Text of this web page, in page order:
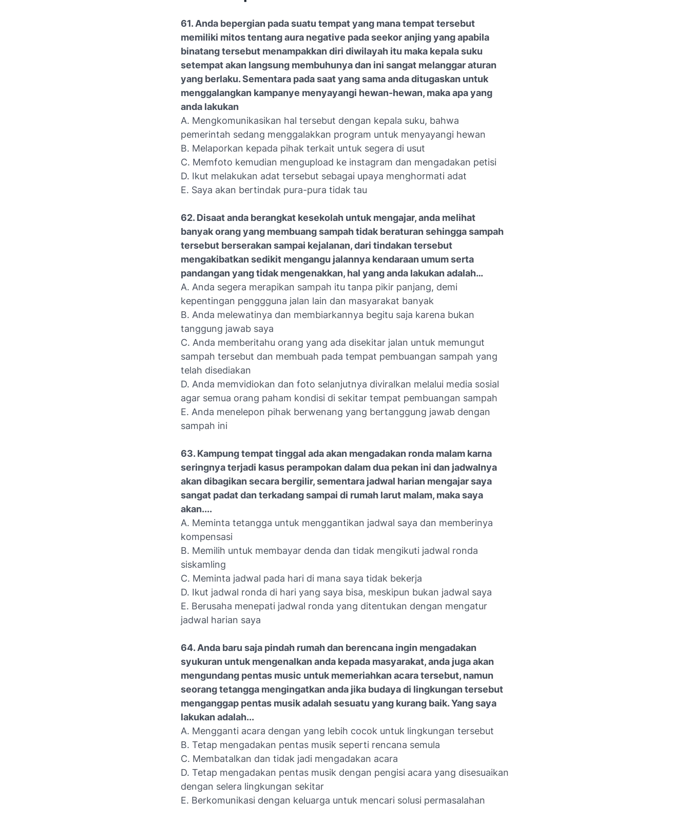
61. Anda bepergian pada suatu tempat yang mana tempat tersebut
memiliki mitos tentang aura negative pada seekor anjing yang apabila
binatang tersebut menampakkan diri diwilayah itu maka kepala suku
setempat akan langsung membuhunya dan ini sangat melanggar aturan
yang berlaku. Sementara pada saat yang sama anda ditugaskan untuk
menggalangkan kampanye menyayangi hewan-hewan, maka apa yang
anda lakukan
A. Mengkomunikasikan hal tersebut dengan kepala suku, bahwa
pemerintah sedang menggalakkan program untuk menyayangi hewan
B. Melaporkan kepada pihak terkait untuk segera di usut
C. Memfoto kemudian mengupload ke instagram dan mengadakan petisi
D. Ikut melakukan adat tersebut sebagai upaya menghormati adat
E. Saya akan bertindak pura-pura tidak tau
62. Disaat anda berangkat kesekolah untuk mengajar, anda melihat
banyak orang yang membuang sampah tidak beraturan sehingga sampah
tersebut berserakan sampai kejalanan, dari tindakan tersebut
mengakibatkan sedikit mengangu jalannya kendaraan umum serta
pandangan yang tidak mengenakkan, hal yang anda lakukan adalah…
A. Anda segera merapikan sampah itu tanpa pikir panjang, demi
kepentingan penggguna jalan lain dan masyarakat banyak
B. Anda melewatinya dan membiarkannya begitu saja karena bukan
tanggung jawab saya
C. Anda memberitahu orang yang ada disekitar jalan untuk memungut
sampah tersebut dan membuah pada tempat pembuangan sampah yang
telah disediakan
D. Anda memvidiokan dan foto selanjutnya diviralkan melalui media sosial
agar semua orang paham kondisi di sekitar tempat pembuangan sampah
E. Anda menelepon pihak berwenang yang bertanggung jawab dengan
sampah ini
63. Kampung tempat tinggal ada akan mengadakan ronda malam karna
seringnya terjadi kasus perampokan dalam dua pekan ini dan jadwalnya
akan dibagikan secara bergilir, sementara jadwal harian mengajar saya
sangat padat dan terkadang sampai di rumah larut malam, maka saya
akan....
A. Meminta tetangga untuk menggantikan jadwal saya dan memberinya
kompensasi
B. Memilih untuk membayar denda dan tidak mengikuti jadwal ronda
siskamling
C. Meminta jadwal pada hari di mana saya tidak bekerja
D. Ikut jadwal ronda di hari yang saya bisa, meskipun bukan jadwal saya
E. Berusaha menepati jadwal ronda yang ditentukan dengan mengatur
jadwal harian saya
64. Anda baru saja pindah rumah dan berencana ingin mengadakan
syukuran untuk mengenalkan anda kepada masyarakat, anda juga akan
mengundang pentas music untuk memeriahkan acara tersebut, namun
seorang tetangga mengingatkan anda jika budaya di lingkungan tersebut
menganggap pentas musik adalah sesuatu yang kurang baik. Yang saya
lakukan adalah...
A. Mengganti acara dengan yang lebih cocok untuk lingkungan tersebut
B. Tetap mengadakan pentas musik seperti rencana semula
C. Membatalkan dan tidak jadi mengadakan acara
D. Tetap mengadakan pentas musik dengan pengisi acara yang disesuaikan
dengan selera lingkungan sekitar
E. Berkomunikasi dengan keluarga untuk mencari solusi permasalahan